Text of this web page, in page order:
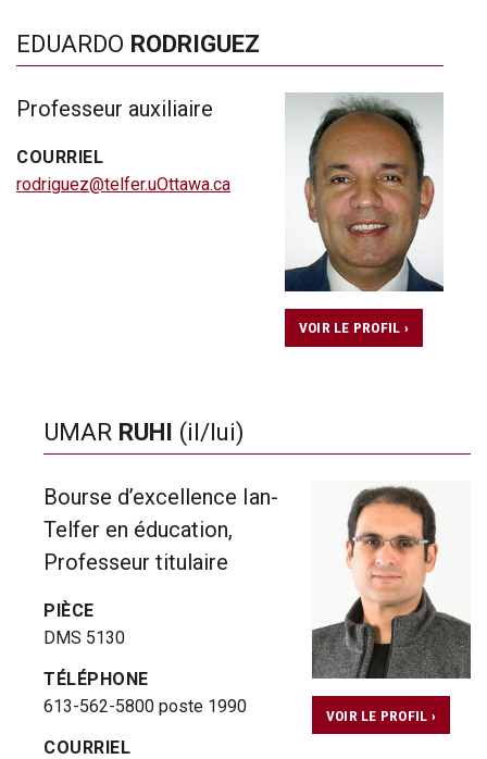
EDUARDO RODRIGUEZ
Professeur auxiliaire
COURRIEL
rodriguez@telfer.uOttawa.ca
VOIR LE PROFIL ›
UMAR RUHI (il/lui)
Bourse d’excellence Ian-
Telfer en éducation,
Professeur titulaire
PIÈCE
DMS 5130
TÉLÉPHONE
613-562-5800 poste 1990
COURRIEL
VOIR LE PROFIL ›